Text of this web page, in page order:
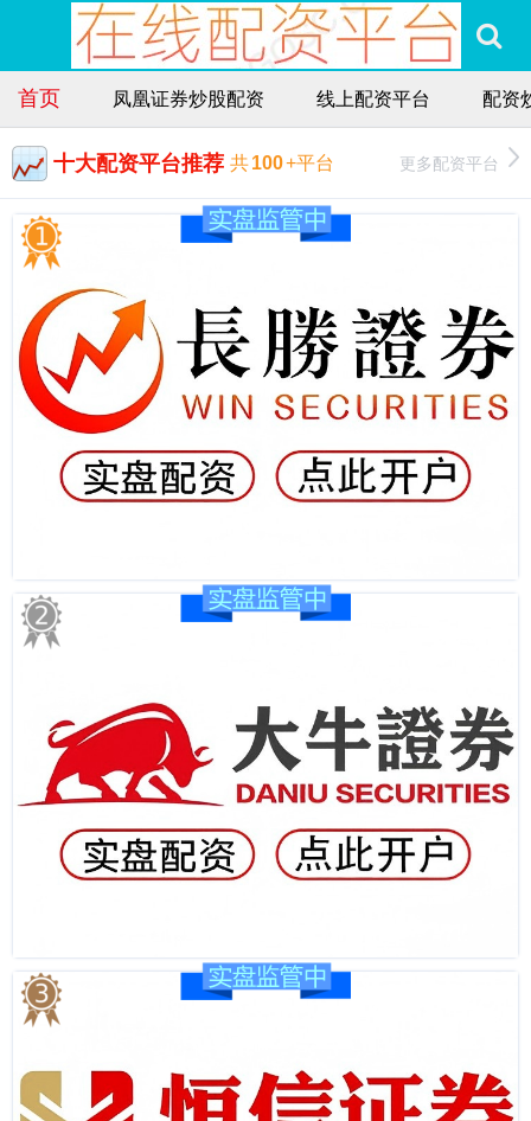
首页 凤凰证券炒股配资 线上配资平台 配资
十大配资平台推荐 共100+平台 更多配资平台